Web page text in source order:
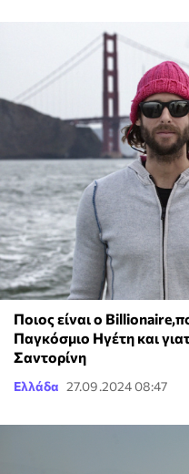
Ποιος είναι ο
Παγκόσμιο Ηγέτη και
Σαντορίνη
Ελλάδα 27.09.2024 08:47